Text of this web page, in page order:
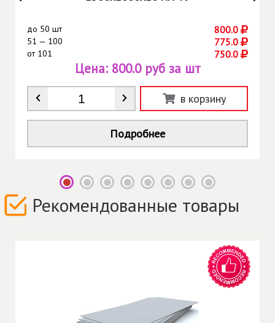
до 50 шт 800.0
51 — 100 775.0
от101 750.0
Количество *
Цена: 800.0 руб за шт
в корзину
Подробнее
Рекомендованные товары